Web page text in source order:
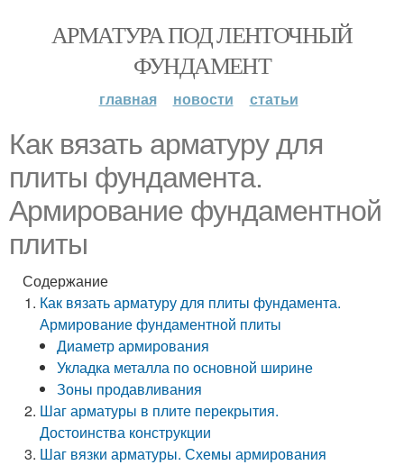
АРМАТУРА ПОД ЛЕНТОЧНЫЙ
ФУНДАМЕНТ
главная новости статьи
Как вязать арматуру для
плиты фундамента.
Армирование фундаментной
плиты
Содержание
Как вязать арматуру для плиты фундамента.
Армирование фундаментной плиты
Диаметр армирования
Укладка металла по основной ширине
Зоны продавливания
Шаг арматуры в плите перекрытия.
Достоинства конструкции
Шаг вязки арматуры. Схемы армирования